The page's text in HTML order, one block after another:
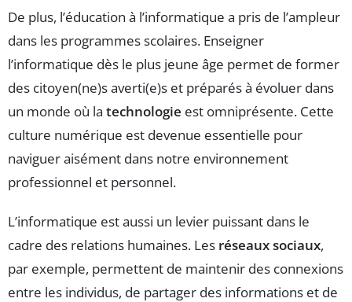
De plus, l’éducation à l’informatique a pris de l’ampleur
dans les programmes scolaires. Enseigner
l’informatique dès le plus jeune âge permet de former
des citoyen(ne)s averti(e)s et préparés à évoluer dans
un monde où la technologie est omniprésente. Cette
culture numérique est devenue essentielle pour
naviguer aisément dans notre environnement
professionnel et personnel.
L’informatique est aussi un levier puissant dans le
cadre des relations humaines. Les réseaux sociaux,
par exemple, permettent de maintenir des connexions
entre les individus, de partager des informations et de